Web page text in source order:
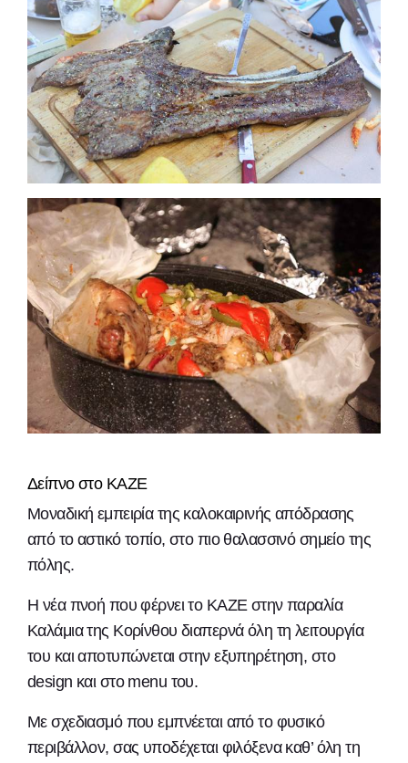
Δείπνο στο ΚΑΖΕ
Μοναδική εμπειρία της καλοκαιρινής απόδρασης
από το αστικό τοπίο, στο πιο θαλασσινό σημείο της
πόλης.
Η νέα πνοή που φέρνει το ΚΑΖΕ στην παραλία
Καλάμια της Κορίνθου διαπερνά όλη τη λειτουργία
του και αποτυπώνεται στην εξυπηρέτηση, στο
design και στο menu του.
Με σχεδιασμό που εμπνέεται από το φυσικό
περιβάλλον, σας υποδέχεται φιλόξενα καθ’ όλη τη